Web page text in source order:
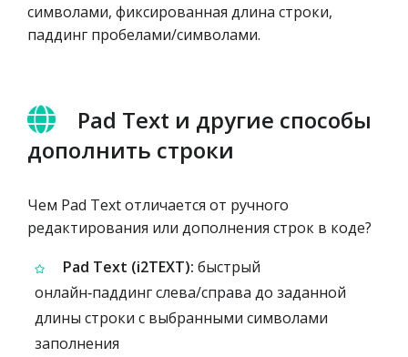
символами, фиксированная длина строки,
паддинг пробелами/символами.
Pad Text и другие способы
дополнить строки
Чем Pad Text отличается от ручного
редактирования или дополнения строк в коде?
Pad Text (i2TEXT): быстрый
онлайн‑паддинг слева/справа до заданной
длины строки с выбранными символами
заполнения